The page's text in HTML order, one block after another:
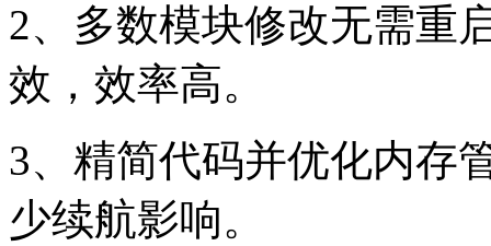
2、多数模块修改无需重
效，效率高。
3、精简代码并优化内存
少续航影响。